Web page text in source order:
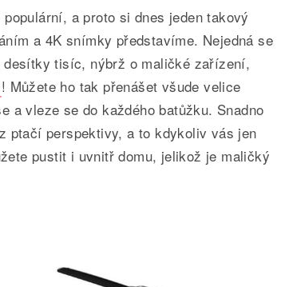
a proto si dnes jeden takový
a 4K snímky představíme. Nejedná se
tisíc, nýbrž o maličké zařízení,
! Můžete ho tak přenášet všude velice
a vleze se do každého batůžku. Snadno
ptačí perspektivy, a to kdykoliv vás jen
pustit i uvnitř domu, jelikož je maličký